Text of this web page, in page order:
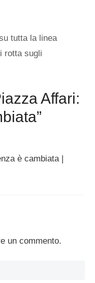
tutta la linea
rotta sugli
Affari:
è cambiata |
un commento.